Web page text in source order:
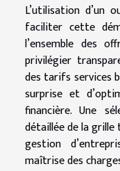
L’utilisation d’un
faciliter cette
l’ensemble des
privilégier
des tarifs services
surprise et
financière. Une
détaillée de la
gestion
maîtrise des